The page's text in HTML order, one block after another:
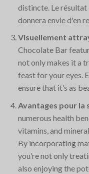
distincte. Le résultat
donnera envie d'en
Visuellement
Chocolate Bar
not only makes it a
feast for your eyes.
ensure that it’s as
Avantages pour la
numerous health
vitamins, and
By incorporating
you’re not only
also enjoying the